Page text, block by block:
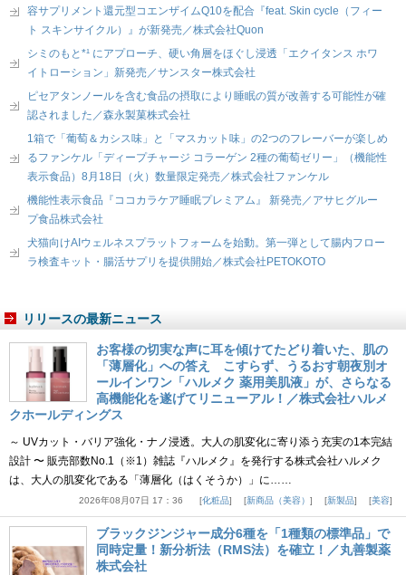
容サプリメント還元型コエンザイムQ10を配合『feat. Skin cycle（フィー
ト スキンサイクル）』が新発売／株式会社Quon
シミのもと*¹ にアプローチ、硬い角層をほぐし浸透「エクイタンス ホワ
イトローション」新発売／サンスター株式会社
ピセアタンノールを含む食品の摂取により睡眠の質が改善する可能性が確
認されました／森永製菓株式会社
1箱で「葡萄＆カシス味」と「マスカット味」の2つのフレーバーが楽しめ
るファンケル「ディープチャージ コラーゲン 2種の葡萄ゼリー」（機能性
表示食品）8月18日（火）数量限定発売／株式会社ファンケル
機能性表示食品『ココカラケア睡眠プレミアム』 新発売／アサヒグルー
プ食品株式会社
犬猫向けAIウェルネスプラットフォームを始動。第一弾として腸内フロー
ラ検査キット・腸活サプリを提供開始／株式会社PETOKOTO
リリースの最新ニュース
お客様の切実な声に耳を傾けてたどり着いた、肌の
「薄層化」への答え こすらず、うるおす朝夜別オ
ールインワン「ハルメク 薬用美肌液」が、さらなる
高機能化を遂げてリニューアル！／株式会社ハルメ
クホールディングス
～ UVカット・バリア強化・ナノ浸透。大人の肌変化に寄り添う充実の1本完結
設計 〜 販売部数No.1（※1）雑誌『ハルメク』を発行する株式会社ハルメク
は、大人の肌変化である「薄層化（はくそうか）」に……
2026年08月07日 17：36 化粧品 新商品（美容） 新製品 美容
ブラックジンジャー成分6種を「1種類の標準品」で
同時定量！新分析法（RMS法）を確立！／丸善製薬
株式会社